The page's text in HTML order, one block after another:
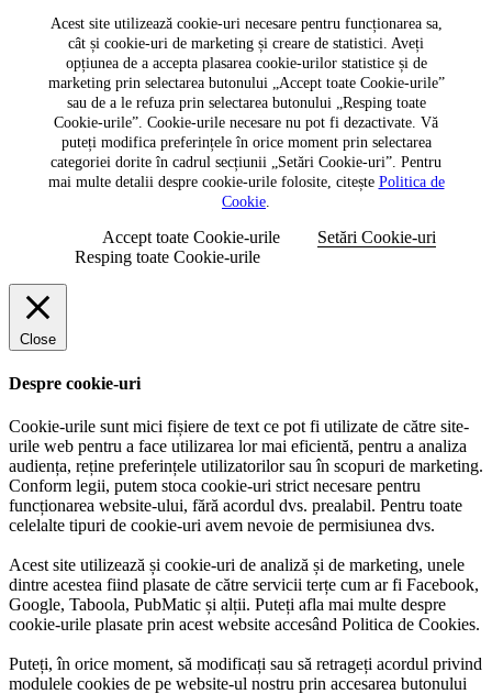
Acest site utilizează cookie-uri necesare pentru funcționarea sa,
cât și cookie-uri de marketing și creare de statistici. Aveți
opțiunea de a accepta plasarea cookie-urilor statistice și de
marketing prin selectarea butonului „Accept toate Cookie-urile”
sau de a le refuza prin selectarea butonului „Resping toate
Cookie-urile”. Cookie-urile necesare nu pot fi dezactivate. Vă
puteți modifica preferințele în orice moment prin selectarea
categoriei dorite în cadrul secțiunii „Setări Cookie-uri”. Pentru
mai multe detalii despre cookie-urile folosite, citește Politica de
Cookie
Accept toate Cookie-urile
Setări Cookie-uri
Resping toate Cookie-urile
Close
Despre cookie-uri
Cookie-urile sunt mici fișiere de text ce pot fi utilizate de către site-
urile web pentru a face utilizarea lor mai eficientă, pentru a analiza
audiența, reține preferințele utilizatorilor sau în scopuri de marketing.
Conform legii, putem stoca cookie-uri strict necesare pentru
funcționarea website-ului, fără acordul dvs. prealabil. Pentru toate
celelalte tipuri de cookie-uri avem nevoie de permisiunea dvs.
Acest site utilizează și cookie-uri de analiză și de marketing, unele
dintre acestea fiind plasate de către servicii terțe cum ar fi Facebook,
Google, Taboola, PubMatic și alții. Puteți afla mai multe despre
cookie-urile plasate prin acest website accesând Politica de Cookies.
Puteți, în orice moment, să modificați sau să retrageți acordul privind
modulele cookies de pe website-ul nostru prin accesarea butonului